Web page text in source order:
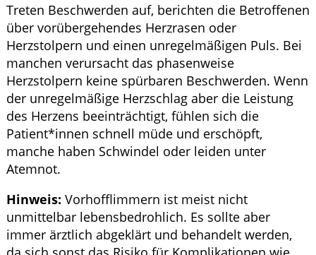
Treten Beschwerden auf, berichten die Betroffenen
über vorübergehendes Herzrasen oder
Herzstolpern und einen unregelmäßigen Puls. Bei
manchen verursacht das phasenweise
Herzstolpern keine spürbaren Beschwerden. Wenn
der unregelmäßige Herzschlag aber die Leistung
des Herzens beeinträchtigt, fühlen sich die
Patient*innen schnell müde und erschöpft,
manche haben Schwindel oder leiden unter
Atemnot.
Hinweis: Vorhofflimmern ist meist nicht
unmittelbar lebensbedrohlich. Es sollte aber
immer ärztlich abgeklärt und behandelt werden,